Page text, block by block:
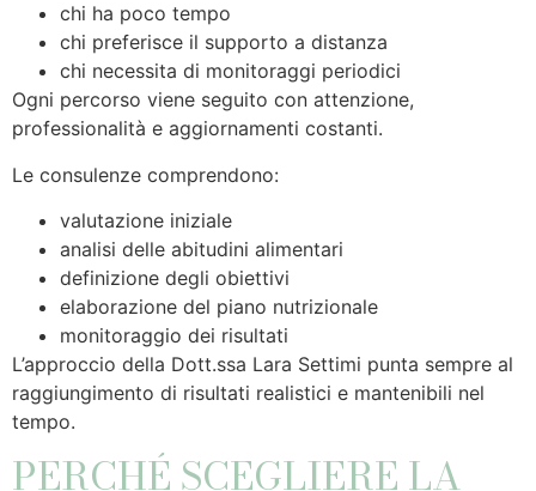
chi ha poco tempo
chi preferisce il supporto a distanza
chi necessita di monitoraggi periodici
Ogni percorso viene seguito con attenzione,
professionalità e aggiornamenti costanti.
Le consulenze comprendono:
valutazione iniziale
analisi delle abitudini alimentari
definizione degli obiettivi
elaborazione del piano nutrizionale
monitoraggio dei risultati
L’approccio della Dott.ssa Lara Settimi punta sempre al
raggiungimento di risultati realistici e mantenibili nel
tempo.
PERCHÉ SCEGLIERE LA